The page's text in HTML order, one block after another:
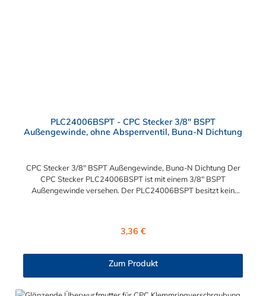
PLC24006BSPT - CPC Stecker 3/8" BSPT
Außengewinde, ohne Absperrventil, Buna-N Dichtung
CPC Stecker 3/8" BSPT Außengewinde, Buna-N Dichtung Der
CPC Stecker PLC24006BSPT ist mit einem 3/8" BSPT
Außengewinde versehen. Der PLC24006BSPT besitzt kein
diesen Stecker mit allen Kupplungen der PLC-, PLC12- und LC-
Regulärer Preis:
3,36 €
Zum Produkt